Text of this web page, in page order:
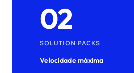
02
SOLUTION PACKS
Velocidade máxima